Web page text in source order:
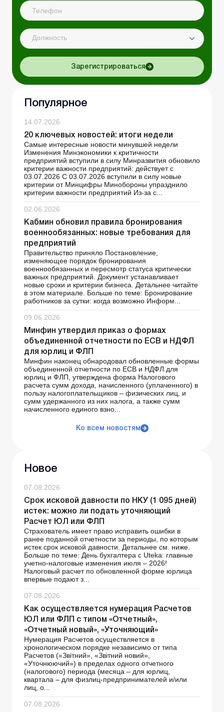
Должность
Зарегистрироваться
Популярное
14.07.2026
20 ключевых новостей: итоги недели
Самые интересные новости минувшей недели
Изменения Минэкономики к критичности
предприятий вступили в силу Минразвития обновило
критерии важности предприятий: действует с
03.07.2026 С 03.07.2026 вступили в силу новые
критерии от Минцифры Минобороны упразднило
критерии важности предприятий Из-за с...
02.06.2026
Кабмин обновил правила бронирования
военнообязанных: новые требования для
предприятий
Правительство приняло Постановление,
изменяющее порядок бронирования
военнообязанных и пересмотр статуса критически
важных предприятий. Документ устанавливает
новые сроки и критерии бизнеса. Детальнее читайте
в этом материале. Больше по теме: Бронирование
работников за сутки: когда возможно Информ...
09.06.2026
Минфин утвердил приказ о формах
объединенной отчетности по ЕСВ и НДФЛ
для юрлиц и ФЛП
Минфин наконец обнародовал обновленные формы
объединенной отчетности по ЕСВ и НДФЛ для
юрлиц и ФЛП, утверждена форма Налогового
расчета сумм дохода, начисленного (уплаченного) в
пользу налогоплательщиков – физических лиц, и
сумм удержанного из них налога, а также сумм
начисленного единого взно...
Ко всем новостям
Новое
07.08.2026
Срок исковой давности по НКУ (1 095 дней)
истек: можно ли подать уточняющий
Расчет ЮЛ или ФЛП
Страхователь имеет право исправить ошибки в
ранее поданной отчетности за периоды, по которым
истек срок исковой давности. Детальнее см. ниже.
Больше по теме: День бухгалтера с Uteka: главные
учетно-налоговые изменения июля – 2026!
Налоговый расчет по обновленной форме юрлица
впервые подают з...
07.08.2026
Как осуществляется нумерация Расчетов
ЮЛ или ФЛП с типом «Отчетный»,
«Отчетный новый», «Уточняющий»
Нумерация Расчетов осуществляется в
хронологическом порядке независимо от типа
Расчетов («Звітний», «Звітний новий»,
«Уточнюючий») в пределах одного отчетного
(налогового) периода (месяца – для юрлиц,
квартала – для физлиц-предпринимателей и/или
лиц, о...
07.08.2026